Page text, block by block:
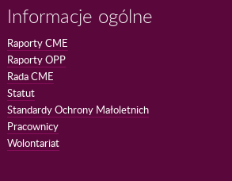
Informacje ogólne
Raporty CME
Raporty OPP
Rada CME
Statut
Standardy Ochrony Małoletnich
Pracownicy
Wolontariat